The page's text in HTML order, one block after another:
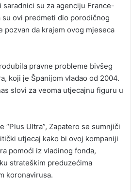
su za agenciju France-
ovi predmeti dio porodičnog
pozvan da krajem ovog mjeseca
pravne probleme bivšeg
koji je Španijom vladao od 2004.
slovi za veoma utjecajnu figuru u
“Plus Ultra”, Zapatero se sumnjiči
utjecaj kako bi ovoj kompaniji
pomoći iz vladinog fonda,
strateškim preduzećima
koronavirusa.